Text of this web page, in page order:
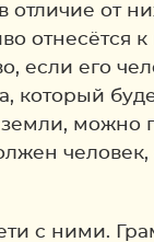
от
отнесётся
если его
можно
с ними.